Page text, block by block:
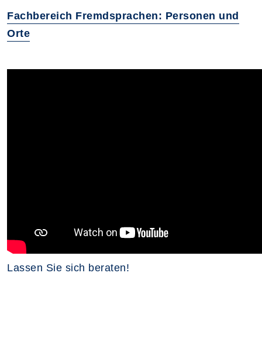
Fachbereich Fremdsprachen: Personen und
Orte
Lassen Sie sich beraten!